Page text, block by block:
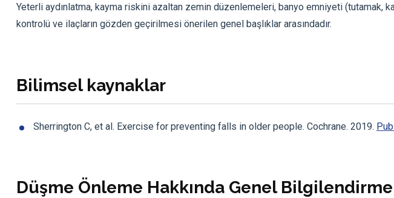
Yeterli aydınlatma, kayma riskini azaltan zemin düzenlemeleri, banyo emniyeti (tutamak,
kontrolü ve ilaçların gözden geçirilmesi önerilen genel başlıklar arasındadır.
Bilimsel kaynaklar
Sherrington C, et al. Exercise for preventing falls in older people. Cochrane. 2019.
Düşme Önleme Hakkında Genel Bilgilendirme